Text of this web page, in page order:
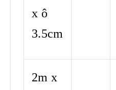
x ô
3.5cm
2m x